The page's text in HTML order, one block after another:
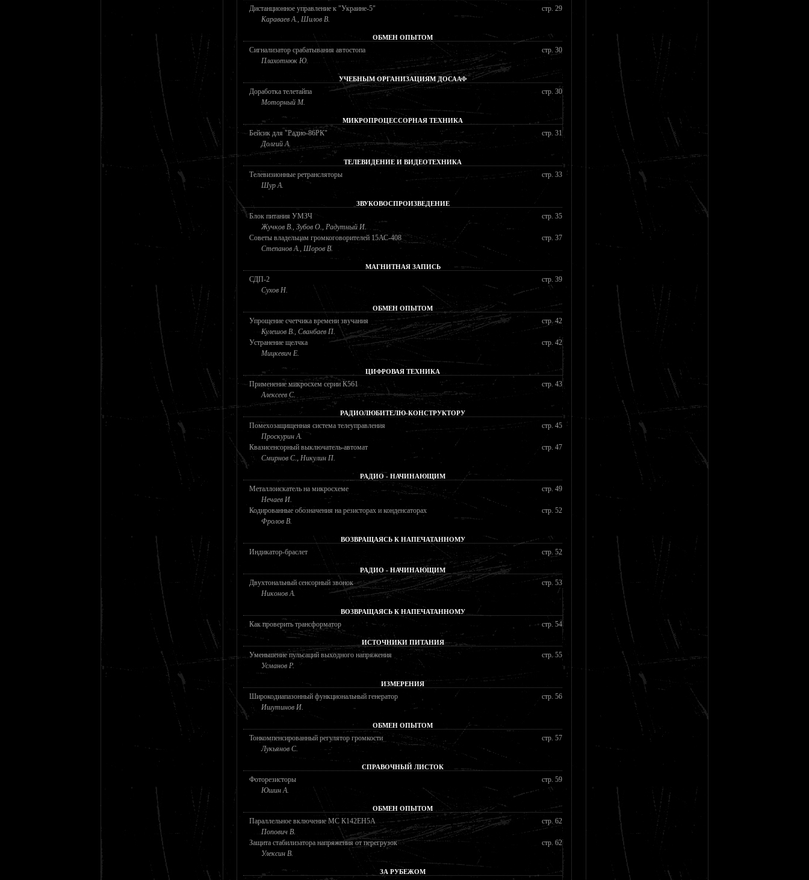
Дистанционное управление к "Украине-5"
Караваев А., Шилов В.
стр. 29
ОБМЕН ОПЫТОМ
Сигнализатор срабатывания автостопа
Плахотнюк Ю.
стр. 30
УЧЕБНЫМ ОРГАНИЗАЦИЯМ ДОСААФ
Доработка телетайпа
Моторный М.
стр. 30
МИКРОПРОЦЕССОРНАЯ ТЕХНИКА
Бейсик для "Радио-86РК"
Долгий А.
стр. 31
ТЕЛЕВИДЕНИЕ И ВИДЕОТЕХНИКА
Телевизионные ретрансляторы
Шур А.
стр. 33
ЗВУКОВОСПРОИЗВЕДЕНИЕ
Блок питания УМЗЧ
Жучков В., Зубов О., Радутный И.
стр. 35
Советы владельцам громкоговорителей 15АС-408
Степанов А., Шоров В.
стр. 37
МАГНИТНАЯ ЗАПИСЬ
СДП-2
Сухов Н.
стр. 39
ОБМЕН ОПЫТОМ
Упрощение счетчика времени звучания
Кулешов В., Сванбаев П.
стр. 42
Устранение щелчка
Мицкевич Е.
стр. 42
ЦИФРОВАЯ ТЕХНИКА
Применение микросхем серии К561
Алексеев С.
стр. 43
РАДИОЛЮБИТЕЛЮ-КОНСТРУКТОРУ
Помехозащищенная система телеуправления
Проскурин А.
стр. 45
Квазисенсорный выключатель-автомат
Смирнов С., Никулин П.
стр. 47
РАДИО - НАЧИНАЮЩИМ
Металлоискатель на микросхеме
Нечаев И.
стр. 49
Кодированные обозначения на резисторах и конденсаторах
Фролов В.
стр. 52
ВОЗВРАЩАЯСЬ К НАПЕЧАТАННОМУ
Индикатор-браслет стр. 52
РАДИО - НАЧИНАЮЩИМ
Двухтональный сенсорный звонок
Никонов А.
стр. 53
ВОЗВРАЩАЯСЬ К НАПЕЧАТАННОМУ
Как проверить трансформатор стр. 54
ИСТОЧНИКИ ПИТАНИЯ
Уменьшение пульсаций выходного напряжения
Усманов Р.
стр. 55
ИЗМЕРЕНИЯ
Широкодиапазонный функциональный генератор
Ишутинов И.
стр. 56
ОБМЕН ОПЫТОМ
Тонкомпенсированный регулятор громкости
Лукьянов С.
стр. 57
СПРАВОЧНЫЙ ЛИСТОК
Фоторезисторы
Юшин А.
стр. 59
ОБМЕН ОПЫТОМ
Параллельное включение МС К142ЕН5А
Попович В.
стр. 62
Защита стабилизатора напряжения от перегрузок
Улексин В.
стр. 62
ЗА РУБЕЖОМ